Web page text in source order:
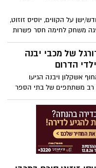
ישן על הקווים, יוסיס זוזוט,
משחק לחימה חסר פשרות
נהדרת לנצח כששרון
גורמזנו החמיץ פנדל בדקה ה-70 וגם באחד
הכח בתוספת הזמן. עם
לחזור למסלול
הבא
של מכבי יבנה
הדרום
מחוף אשקלון ויבנה הגיעו
רב משתתפים של בתי הספר
למגרשים החדשים בקריית
חגיגי. שאול דוד: "שמחנו
הדרום"